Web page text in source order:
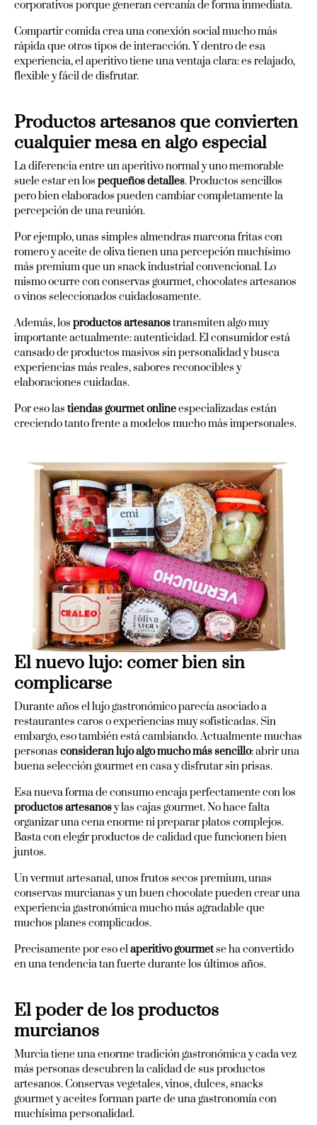
corporativos porque generan cercanía de forma inmediata.
Compartir comida crea una conexión social mucho más
rápida que otros tipos de interacción. Y dentro de esa
experiencia, el aperitivo tiene una ventaja clara: es relajado,
flexible y fácil de disfrutar.
Productos artesanos que convierten
cualquier mesa en algo especial
La diferencia entre un aperitivo normal y uno memorable
suele estar en los pequeños detalles. Productos sencillos
pero bien elaborados pueden cambiar completamente la
percepción de una reunión.
Por ejemplo, unas simples almendras marcona fritas con
romero y aceite de oliva tienen una percepción muchísimo
más premium que un snack industrial convencional. Lo
mismo ocurre con conservas gourmet, chocolates artesanos
o vinos seleccionados cuidadosamente.
Además, los productos artesanostransmiten algo muy
importante actualmente: autenticidad. El consumidor está
cansado de productos masivos sin personalidad y busca
experiencias más reales, sabores reconocibles y
elaboraciones cuidadas.
Por eso las tiendas gourmet onlineespecializadas están
creciendo tanto frente a modelos mucho más impersonales.
El nuevo lujo: comer bien sin
complicarse
Durante años el lujo gastronómico parecía asociado a
restaurantes caros o experiencias muy sofisticadas. Sin
embargo, eso también está cambiando. Actualmente muchas
personas consideran lujo algo mucho más sencillo: abrir una
buena selección gourmet en casa y disfrutar sin prisas.
Esa nueva forma de consumo encaja perfectamente con los
productos artesanosy las cajas gourmet. No hace falta
organizar una cena enorme ni preparar platos complejos.
Basta con elegir productos de calidad que funcionen bien
juntos.
Un vermut artesanal, unos frutos secos premium, unas
conservas murcianas y un buen chocolate pueden crear una
experiencia gastronómica mucho más agradable que
muchos planes complicados.
Precisamente por eso elaperitivo gourmetse ha convertido
en una tendencia tan fuerte durante los últimos años.
El poder de los productos
murcianos
Murcia tiene una enorme tradición gastronómica y cada vez
más personas descubren la calidad de sus productos
artesanos. Conservas vegetales, vinos, dulces, snacks
gourmet y aceites forman parte de una gastronomía con
muchísima personalidad.